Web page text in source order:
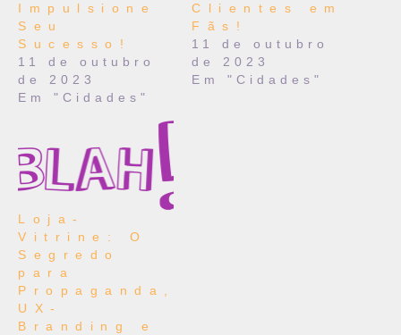
Impulsione
Seu
Sucesso!
11 de outubro
de 2023
Em "Cidades"
Clientes em
Fãs!
11 de outubro
de 2023
Em "Cidades"
Loja-
Vitrine: O
Segredo
para
Propaganda,
UX-
Branding e